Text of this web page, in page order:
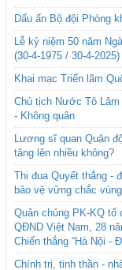
Dấu ấn Bộ đội Phòng
Lễ kỷ niệm 50 năm
(30-4-1975 / 30-4-2025)
Khai mạc Triển lãm
Chủ tịch Nước Tô
- Không quân
Lương sĩ quan Quân
tăng lên nhiều không?
Thi đua Quyết thắng -
bảo vệ vững chắc
Quân chủng PK-KQ
QĐND Việt Nam, 28
Chiến thắng “Hà Nội -
Chính trị, tinh thần -